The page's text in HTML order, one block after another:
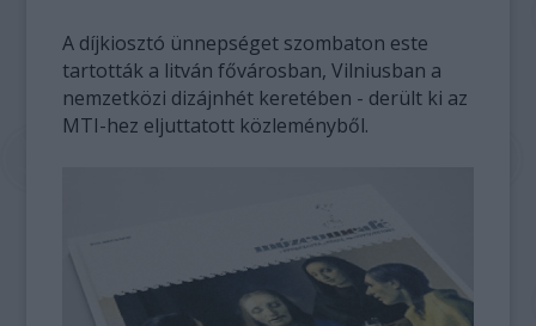
A díjkiosztó ünnepséget szombaton este
tartották a litván fővárosban, Vilniusban a
nemzetközi dizájnhét keretében - derült ki az
MTI-hez eljuttatott közleményből.